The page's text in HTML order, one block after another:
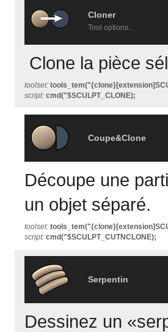
Cloner
Tool options...
Clone la pièce
toolset:
script: cmd("$SCULPT_CLONE);
Coupe&Clone
Découpe une
un objet séparé.
toolset:
script: cmd("$SCULPT_CUTNCLONE);
Serpentin
Dessinez un